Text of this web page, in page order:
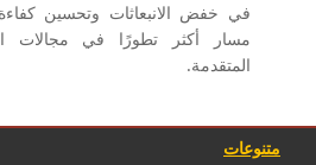
في خفض الانبعاثات وتحسين
مسار أكثر تطورًا في مجالات
المتقدمة.
متنوعات